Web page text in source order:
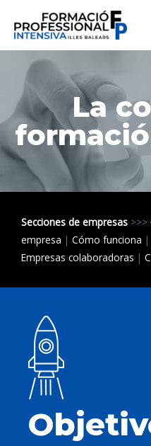
La
Secciones de empresas >>>
empresa | Cómo funciona |
Empresas colaboradoras |